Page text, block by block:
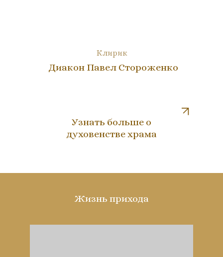
Клирик
Диакон Павел Стороженко
Узнать больше о
духовенстве храма
Жизнь прихода